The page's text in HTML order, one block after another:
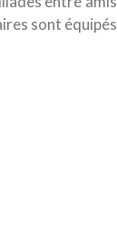
sont équipés